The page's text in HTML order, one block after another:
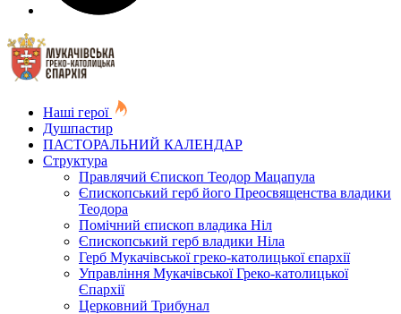
Наші герої
Душпастир
ПАСТОРАЛЬНИЙ КАЛЕНДАР
Структура
Правлячий Єпископ Теодор Мацапула
Єпископський герб його Преосвященства владики
Теодора
Помічний єпископ владика Ніл
Єпископський герб владики Ніла
Герб Мукачівської греко-католицької єпархії
Управління Мукачівської Греко-католицької
Єпархії
Церковний Трибунал